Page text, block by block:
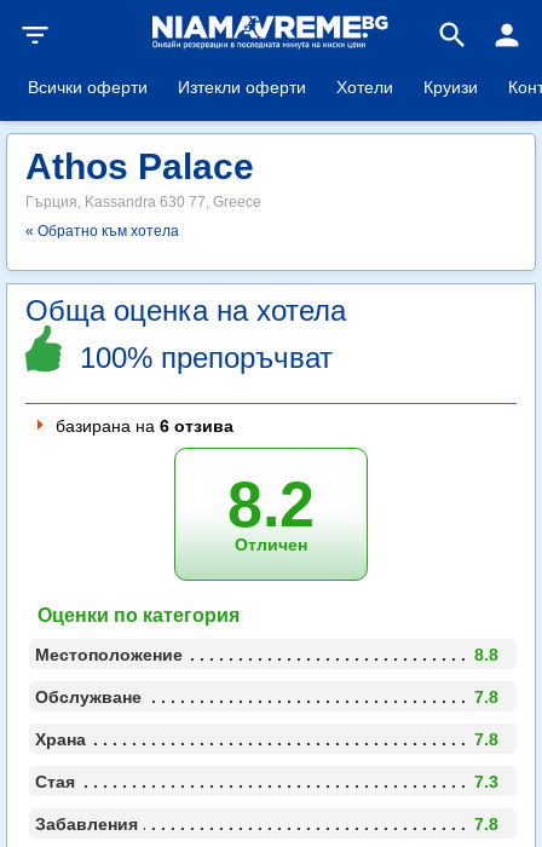
filter_list search person
Всички оферти Изтекли оферти Хотели Круизи
Athos Palace
Гърция, Kassandra 630 77, Greece
« Обратно към хотела
Обща оценка на хотела
100% препоръчват
базирана на 6 отзива
8.2
Отличен
Оценки по категория
Местоположение 8.8
Обслужване 7.8
Храна 7.8
Стая 7.3
Забавления 7.8